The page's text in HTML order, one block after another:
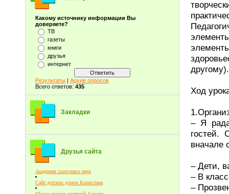
Какому источнику информации Вы
доверяете?
ТВ
газеты
книги
друзья
интернет
Результаты | Архив опросов
Всего ответов: 435
Закладки
Друзья сайта
Академия сказочных наук
Сайт детских домов Казахстана
другому).
Ход
– Я рада
гостей.
вначале
– Дети,
– В
–